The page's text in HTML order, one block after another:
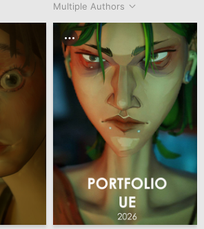
Multiple Authors